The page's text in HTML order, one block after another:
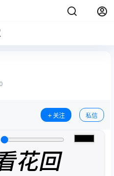
关注 私信
花回